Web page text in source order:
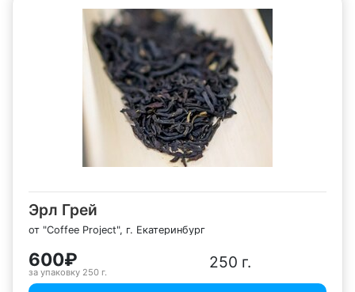
Эрл Грей
от "Coffee Project", г. Екатеринбург
600₽
за упаковку 250 г.
250 г.